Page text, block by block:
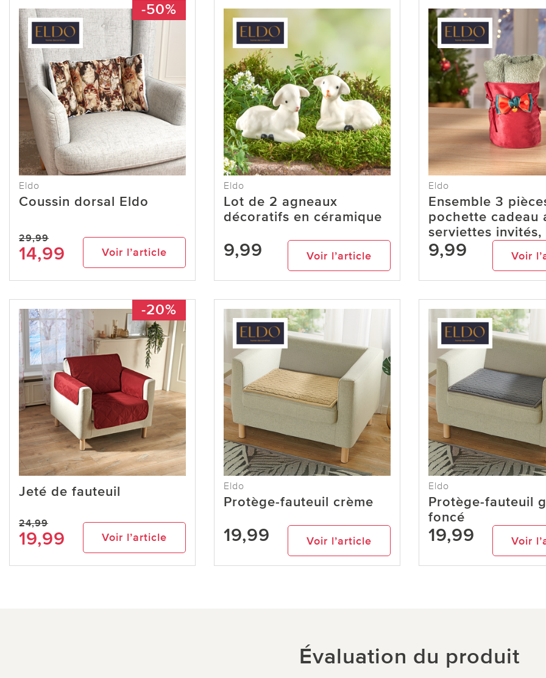
-50%
Eldo
Coussin dorsal Eldo
29,99
14,99 Voir l’article
Eldo
Lot de 2 agneaux
décoratifs en céramique
9,99 Voir l’article
Eldo
Ensemble 3
pochette cadeau
serviettes
9,99 Voir
-20%
Jeté de fauteuil
24,99
19,99 Voir l’article
Eldo
Protège-fauteuil crème
19,99 Voir l’article
Eldo
Protège-fauteuil
foncé
19,99 Voir
Évaluation du produit